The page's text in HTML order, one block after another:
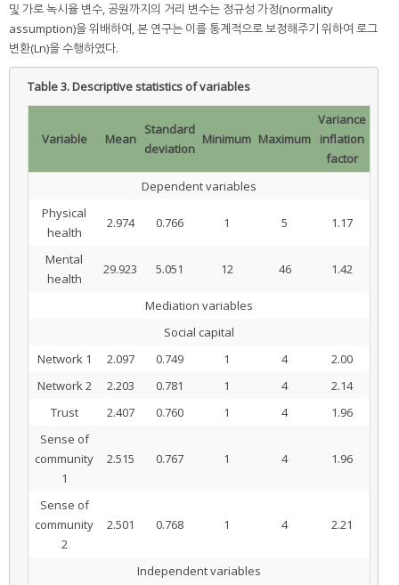
및 가로 녹시율 변수, 공원까지의 거리 변수는 정규성 가정(normality
assumption)을 위배하여, 본 연구는 이를 통계적으로 보정해주기 위하여 로그
변환(Ln)을 수행하였다.
Table 3.Descriptive statistics of variables
Variable Mean
Standard
deviation
Minimum Maximum
Variance
inflation
factor
Dependent variables
Physical
health
2.974 0.766 1 5 1.17
Mental
health
29.923 5.051 12 46 1.42
Mediation variables
Social capital
Network 1
2.097 0.749 1 4
2.00
Network 2
2.203 0.781 1 4
2.14
Trust
2.407 0.760 1 4
1.96
Sense of
community
1
2.515 0.767 1 4 1.96
Sense of
community
2
2.501 0.768 1 4 2.21
Independent variables